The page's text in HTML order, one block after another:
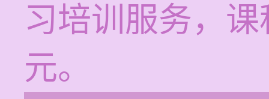
习培训服务，
元。